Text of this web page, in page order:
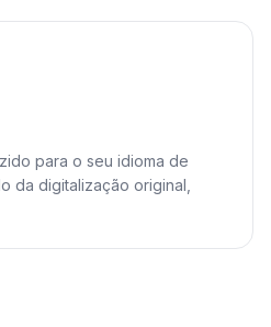
para o seu idioma de
da digitalização original,